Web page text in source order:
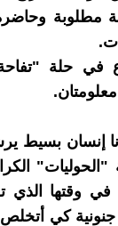
مطلوبة
في حلة
إنسان بسيط
في وقتها
جنونية كي